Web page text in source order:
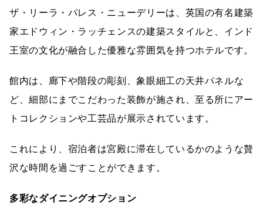
ザ・リーラ・パレス・ニューデリーは、英国の有名建築
家エドウィン・ラッチェンスの建築スタイルと、インド
王室の文化が融合した優雅な雰囲気を持つホテルです。
館内は、廊下や階段の彫刻、象眼細工の天井パネルな
ど、細部にまでこだわった装飾が施され、至る所にアー
トコレクションや工芸品が展示されています。
これにより、宿泊者は宮殿に滞在しているかのような贅
沢な時間を過ごすことができます。
多彩なダイニングオプション